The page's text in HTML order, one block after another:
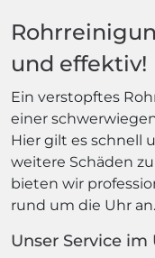
und effektiv!
Ein verstopftes
einer
Hier gilt es schnell
weitere Schäden
bieten wir
rund um die Uhr an.
Unser Service im